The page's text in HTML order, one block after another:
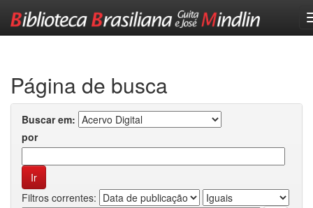
Página de busca
Buscar em:
por
Filtros correntes: